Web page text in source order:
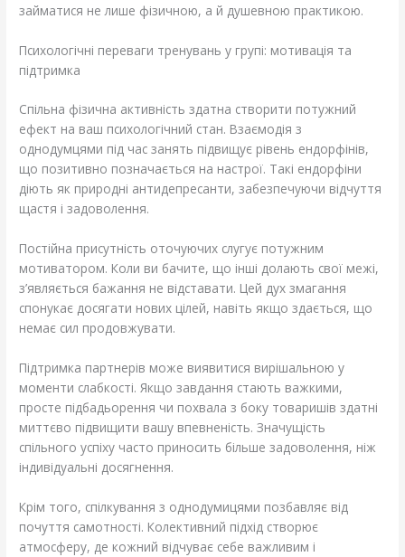
займатися не лише фізичною, а й душевною практикою.
Психологічні переваги тренувань у групі: мотивація та
підтримка
Спільна фізична активність здатна створити потужний
ефект на ваш психологічний стан. Взаємодія з
однодумцями під час занять підвищує рівень ендорфінів,
що позитивно позначається на настрої. Такі ендорфіни
діють як природні антидепресанти, забезпечуючи відчуття
щастя і задоволення.
Постійна присутність оточуючих слугує потужним
мотиватором. Коли ви бачите, що інші долають свої межі,
з’являється бажання не відставати. Цей дух змагання
спонукає досягати нових цілей, навіть якщо здається, що
немає сил продовжувати.
Підтримка партнерів може виявитися вирішальною у
моменти слабкості. Якщо завдання стають важкими,
просте підбадьорення чи похвала з боку товаришів здатні
миттєво підвищити вашу впевненість. Значущість
спільного успіху часто приносить більше задоволення, ніж
індивідуальні досягнення.
Крім того, спілкування з однодумицями позбавляє від
почуття самотності. Колективний підхід створює
атмосферу, де кожний відчуває себе важливим і